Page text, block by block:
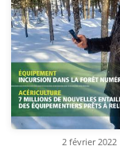
2 février 2022